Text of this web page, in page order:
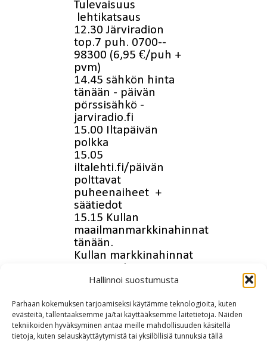
Hallinnoi suostumusta
Parhaan kokemuksen tarjoamiseksi käytämme teknologioita, kuten
evästeitä, tallentaaksemme ja/tai käyttääksemme laitetietoja. Näiden
tekniikoiden hyväksyminen antaa meille mahdollisuuden käsitellä
tietoja, kuten selauskäyttäytymistä tai yksilöllisiä tunnuksia tällä